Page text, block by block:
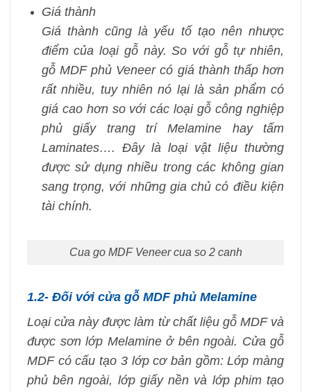
Giá thành
Giá thành cũng là yếu tố tạo nên nhược
điểm của loại gỗ này. So với gỗ tự nhiên,
gỗ MDF phủ Veneer có giá thành thấp hơn
rất nhiều, tuy nhiên nó lại là sản phẩm có
giá cao hơn so với các loại gỗ công nghiệp
phủ giấy trang trí Melamine hay tấm
Laminates…. Đây là loại vật liệu thường
được sử dụng nhiều trong các không gian
sang trọng, với những gia chủ có điều kiện
tài chính.
Cua go MDF Veneer cua so 2 canh
1.2- Đối với cửa gỗ MDF phủ Melamine
Loại cửa này được làm từ chất liệu gỗ MDF và
được sơn lớp Melamine ở bên ngoài. Cửa gỗ
MDF có cấu tạo 3 lớp cơ bản gồm: Lớp màng
phủ bên ngoài, lớp giấy nền và lớp phim tạo